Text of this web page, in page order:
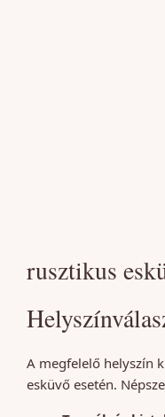
rusztikus
A megfelelő helyszín
esküvő esetén.